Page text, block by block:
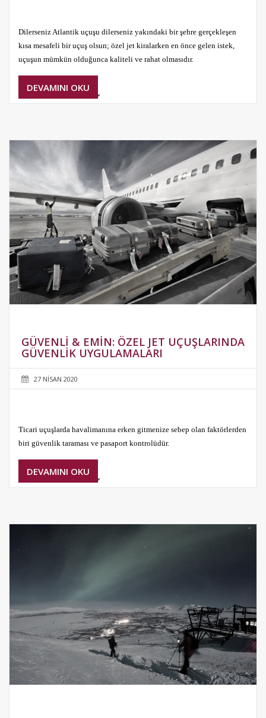
Dilerseniz Atlantik uçuşu dilerseniz yakındaki bir şehre gerçekleşen
kısa mesafeli bir uçuş olsun; özel jet kiralarken en önce gelen istek,
uçuşun mümkün olduğunca kaliteli ve rahat olmasıdır.
DEVAMINI OKU
GÜVENLI & EMIN: ÖZEL JET UÇUŞLARINDA
GÜVENLIK UYGULAMALARI
27 NISAN 2020
Ticari uçuşlarda havalimanına erken gitmenize sebep olan faktörlerden
biri güvenlik taraması ve pasaport kontrolüdür.
DEVAMINI OKU